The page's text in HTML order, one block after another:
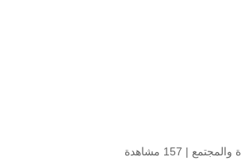
والمجتمع | 157 مشاهدة